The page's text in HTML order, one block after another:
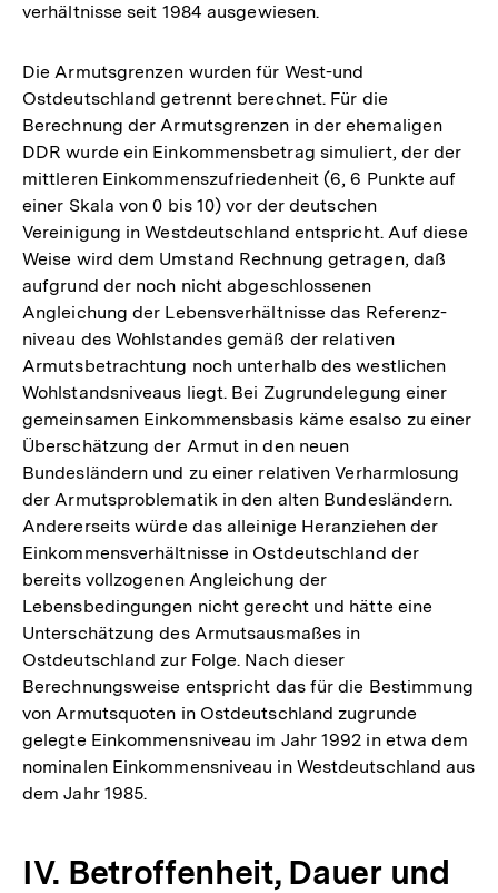
verhältnisse seit 1984 ausgewiesen.
Die Armutsgrenzen wurden für West-und
Ostdeutschland getrennt berechnet. Für die
Berechnung der Armutsgrenzen in der ehemaligen
DDR wurde ein Einkommensbetrag simuliert, der der
mittleren Einkommenszufriedenheit (6, 6 Punkte auf
einer Skala von 0 bis 10) vor der deutschen
Vereinigung in Westdeutschland entspricht. Auf diese
Weise wird dem Umstand Rechnung getragen, daß
aufgrund der noch nicht abgeschlossenen
Angleichung der Lebensverhältnisse das Referenz-
niveau des Wohlstandes gemäß der relativen
Armutsbetrachtung noch unterhalb des westlichen
Wohlstandsniveaus liegt. Bei Zugrundelegung einer
gemeinsamen Einkommensbasis käme esalso zu einer
Überschätzung der Armut in den neuen
Bundesländern und zu einer relativen Verharmlosung
der Armutsproblematik in den alten Bundesländern.
Andererseits würde das alleinige Heranziehen der
Einkommensverhältnisse in Ostdeutschland der
bereits vollzogenen Angleichung der
Lebensbedingungen nicht gerecht und hätte eine
Unterschätzung des Armutsausmaßes in
Ostdeutschland zur Folge. Nach dieser
Berechnungsweise entspricht das für die Bestimmung
von Armutsquoten in Ostdeutschland zugrunde
gelegte Einkommensniveau im Jahr 1992 in etwa dem
nominalen Einkommensniveau in Westdeutschland aus
dem Jahr 1985.
IV. Betroffenheit, Dauer undZum